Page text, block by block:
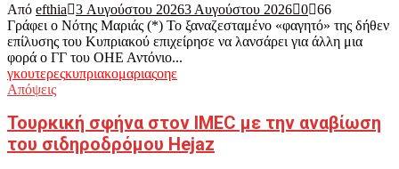
Από efthia 3 Αυγούστου 20263 Αυγούστου 2026 0 66
Γράφει ο Νότης Μαριάς (*) Το ξαναζεσταμένο «φαγητό» της δήθεν
επίλυσης του Κυπριακού επιχείρησε να λανσάρει για άλλη μια
φορά ο ΓΓ του ΟΗΕ Αντόνιο...
γκουτερεςκυπριακομαριαςοηε
Απόψεις
Τουρκική σφήνα στον IMEC με την αναβίωση
του σιδηροδρόμου Hejaz